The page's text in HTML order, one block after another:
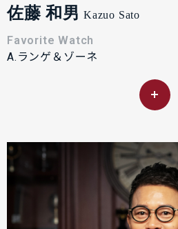
佐藤 和男 Kazuo Sato
Favorite Watch
A.ランゲ＆ゾーネ